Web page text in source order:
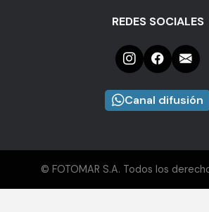
REDES SOCIALES
Canal difusión
© FOTOMAR S.A. Todos los